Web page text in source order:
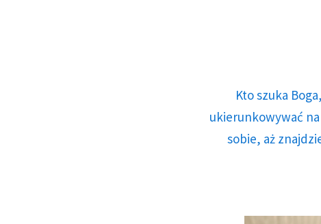
Kto szuka
ukierunkowywać
sobie, aż